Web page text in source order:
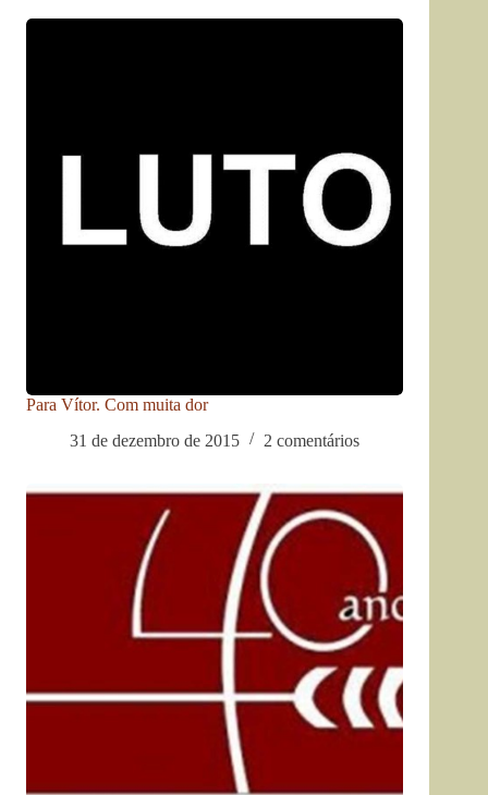
Para Vítor. Com muita dor
31 de dezembro de 2015
2 comentários